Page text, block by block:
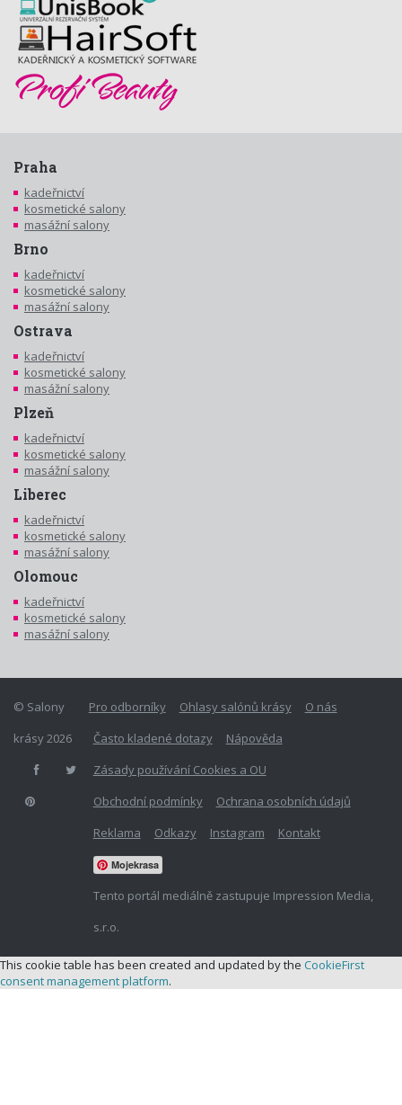
Praha
kadeřnictví
kosmetické salony
masážní salony
Brno
kadeřnictví
kosmetické salony
masážní salony
Ostrava
kadeřnictví
kosmetické salony
masážní salony
Plzeň
kadeřnictví
kosmetické salony
masážní salony
Liberec
kadeřnictví
kosmetické salony
masážní salony
Olomouc
kadeřnictví
kosmetické salony
masážní salony
Pro odborníky Ohlasy salónů krásy
O nás
Často kladené dotazy
Nápověda
Zásady používání Cookies a OU
Obchodní podmínky
Ochrana osobních údajů
Reklama
Odkazy Instagram Kontakt
Mojekrasa
Tento portál mediálně zastupuje Impression Media,
s.r.o.
© Salony
krásy 2026
This cookie table has been created and updated by the CookieFirst
consent management platform.